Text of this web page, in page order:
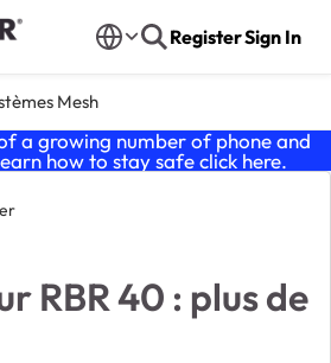
RegisterSign In
Mesh
a growing number of phone and
how to stay safe click here.
RBR 40 : plus de